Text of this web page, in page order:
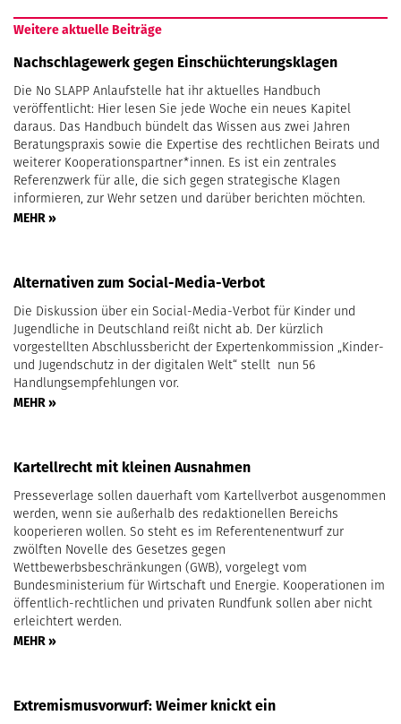
Weitere aktuelle Beiträge
Nachschlagewerk gegen Einschüchterungsklagen
Die No SLAPP Anlaufstelle hat ihr aktuelles Handbuch
veröffentlicht: Hier lesen Sie jede Woche ein neues Kapitel
daraus. Das Handbuch bündelt das Wissen aus zwei Jahren
Beratungspraxis sowie die Expertise des rechtlichen Beirats und
weiterer Kooperationspartner*innen. Es ist ein zentrales
Referenzwerk für alle, die sich gegen strategische Klagen
informieren, zur Wehr setzen und darüber berichten möchten.
MEHR »
Alternativen zum Social-Media-Verbot
Die Diskussion über ein Social-Media-Verbot für Kinder und
Jugendliche in Deutschland reißt nicht ab. Der kürzlich
vorgestellten Abschlussbericht der Expertenkommission „Kinder-
und Jugendschutz in der digitalen Welt“ stellt nun 56
Handlungsempfehlungen vor.
MEHR »
Kartellrecht mit kleinen Ausnahmen
Presseverlage sollen dauerhaft vom Kartellverbot ausgenommen
werden, wenn sie außerhalb des redaktionellen Bereichs
kooperieren wollen. So steht es im Referentenentwurf zur
zwölften Novelle des Gesetzes gegen
Wettbewerbsbeschränkungen (GWB), vorgelegt vom
Bundesministerium für Wirtschaft und Energie. Kooperationen im
öffentlich-rechtlichen und privaten Rundfunk sollen aber nicht
erleichtert werden.
MEHR »
Extremismusvorwurf: Weimer knickt ein